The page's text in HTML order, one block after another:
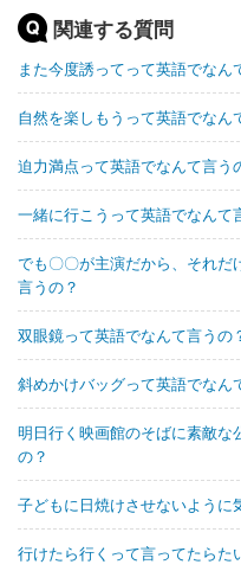
関連する質問
また今度誘ってって英語でなん
自然を楽しもうって英語でなん
迫力満点って英語でなんて言う
一緒に行こうって英語でなんて
でも〇〇が主演だから、それだ
言うの？
双眼鏡って英語でなんて言うの
斜めかけバッグって英語でなん
明日行く映画館のそばに素敵な
の？
子どもに日焼けさせないように
行けたら行くって言ってたらた